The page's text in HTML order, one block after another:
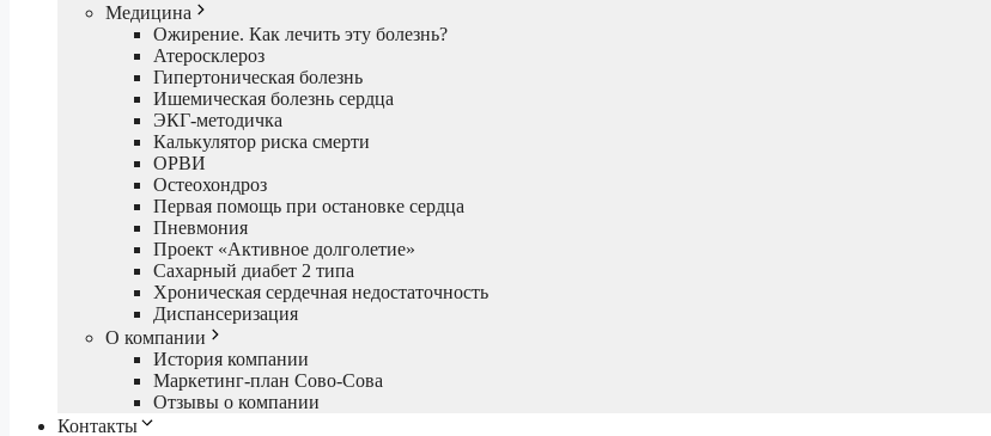
Медицина
Ожирение. Как лечить эту болезнь?
Атеросклероз
Гипертоническая болезнь
Ишемическая болезнь сердца
ЭКГ-методичка
Калькулятор риска смерти
ОРВИ
Остеохондроз
Первая помощь при остановке сердца
Пневмония
Проект «Активное долголетие»
Сахарный диабет 2 типа
Хроническая сердечная недостаточность
Диспансеризация
О компании
История компании
Маркетинг-план Сово-Сова
Отзывы о компании
Контакты